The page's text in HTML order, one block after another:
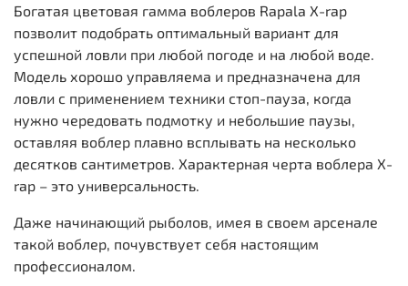
Богатая цветовая гамма воблеров Rapala X-rap
позволит подобрать оптимальный вариант для
успешной ловли при любой погоде и на любой воде.
Модель хорошо управляема и предназначена для
ловли с применением техники стоп-пауза, когда
нужно чередовать подмотку и небольшие паузы,
оставляя воблер плавно всплывать на несколько
десятков сантиметров. Характерная черта воблера X-
rap – это универсальность.
Даже начинающий рыболов, имея в своем арсенале
такой воблер, почувствует себя настоящим
профессионалом.